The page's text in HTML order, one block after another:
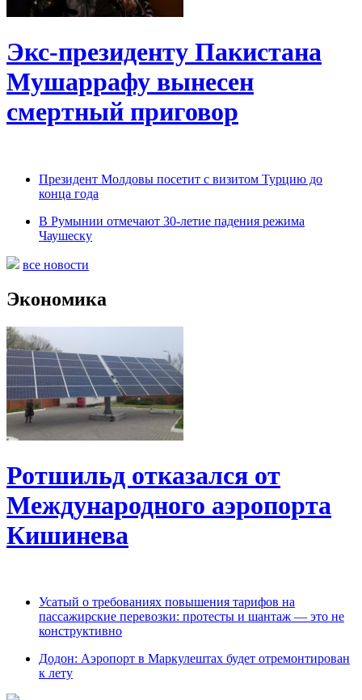
Экс-президенту Пакистана
Мушаррафу вынесен
смертный приговор
Президент Молдовы посетит с визитом Турцию до
конца года
В Румынии отмечают 30-летие падения режима
Чаушеску
все новости
Экономика
Ротшильд отказался от
Международного аэропорта
Кишинева
Усатый о требованиях повышения тарифов на
пассажирские перевозки: протесты и шантаж — это не
конструктивно
Додон: Аэропорт в Маркулештах будет отремонтирован
к лету